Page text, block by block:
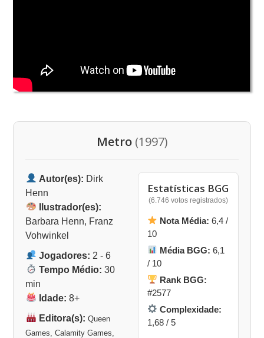
Metro (1997)
Autor(es): Dirk
Henn
Ilustrador(es):
Barbara Henn, Franz
Vohwinkel
Jogadores: 2 - 6
Tempo Médio: 30
min
Idade: 8+
Editora(s): Queen
Games, Calamity Games,
Estatísticas BGG
(6.746 votos registrados)
Nota Média: 6,4 /
10
Média BGG: 6,1
/ 10
Rank BGG:
#2577
Complexidade:
1,68 / 5